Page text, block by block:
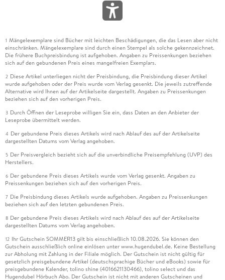
1 Mängelexemplare sind Bücher mit leichten Beschädigungen, die das Lesen aber nicht
einschränken. Mängelexemplare sind durch einen Stempel als solche gekennzeichnet.
Die frühere Buchpreisbindung ist aufgehoben. Angaben zu Preissenkungen beziehen
sich auf den gebundenen Preis eines mangelfreien Exemplars.
2 Diese Artikel unterliegen nicht der Preisbindung, die Preisbindung dieser Artikel
wurde aufgehoben oder der Preis wurde vom Verlag gesenkt. Die jeweils zutreffende
Alternative wird Ihnen auf der Artikelseite dargestellt. Angaben zu Preissenkungen
beziehen sich auf den vorherigen Preis.
3 Durch Öffnen der Leseprobe willigen Sie ein, dass Daten an den Anbieter der
Leseprobe übermittelt werden.
4 Der gebundene Preis dieses Artikels wird nach Ablauf des auf der Artikelseite
dargestellten Datums vom Verlag angehoben.
5 Der Preisvergleich bezieht sich auf die unverbindliche Preisempfehlung (UVP) des
Herstellers.
6 Der gebundene Preis dieses Artikels wurde vom Verlag gesenkt. Angaben zu
Preissenkungen beziehen sich auf den vorherigen Preis.
7 Die Preisbindung dieses Artikels wurde aufgehoben. Angaben zu Preissenkungen
beziehen sich auf den letzten gebundenen Preis.
8 Der gebundene Preis dieses Artikels wird nach Ablauf des auf der Artikelseite
dargestellten Datums vom Verlag angehoben.
12 Ihr Gutschein SOMMER13 gilt bis einschließlich 10.08.2026. Sie können den
Gutschein ausschließlich online einlösen unter www.hugendubel.de. Keine Bestellung
zur Abholung mit Zahlung in der Filiale möglich. Der Gutschein ist nicht gültig für
gesetzlich preisgebundene Artikel (deutschsprachige Bücher und eBooks) sowie für
preisgebundene Kalender, tolino shine (4016621130466), tolino select und das
Hugendubel Hörbuch Abo. Der Gutschein ist nicht mit anderen Gutscheinen und